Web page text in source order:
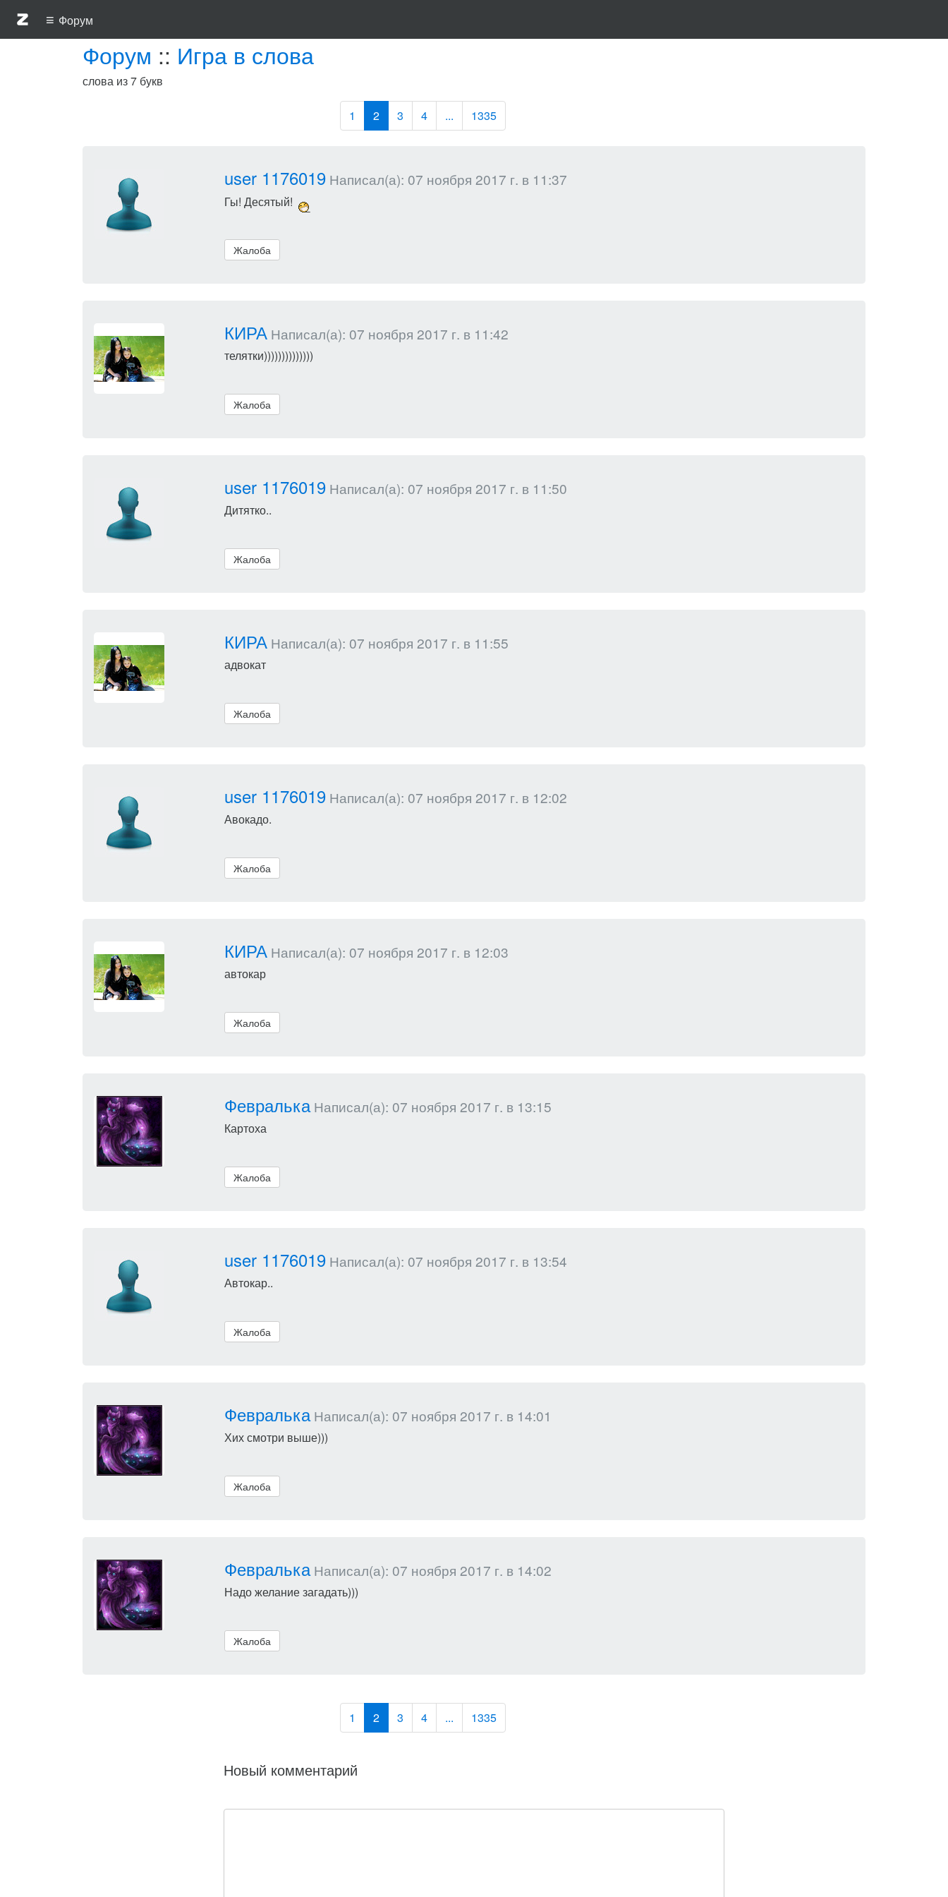
≡ Форум
Форум :: Игра в слова
слова из 7 букв
1 2 3 4 ... 1335
user 1176019Написал(а): 07 ноября 2017 г. в 11:37
Гы! Десятый!
Жалоба
КИРАНаписал(а): 07 ноября 2017 г. в 11:42
телятки))))))))))))))
Жалоба
user 1176019Написал(а): 07 ноября 2017 г. в 11:50
Дитятко..
Жалоба
КИРАНаписал(а): 07 ноября 2017 г. в 11:55
адвокат
Жалоба
user 1176019Написал(а): 07 ноября 2017 г. в 12:02
Авокадо.
Жалоба
КИРАНаписал(а): 07 ноября 2017 г. в 12:03
автокар
Жалоба
ФевралькаНаписал(а): 07 ноября 2017 г. в 13:15
Картоха
Жалоба
user 1176019Написал(а): 07 ноября 2017 г. в 13:54
Автокар..
Жалоба
ФевралькаНаписал(а): 07 ноября 2017 г. в 14:01
Хих смотри выше)))
Жалоба
ФевралькаНаписал(а): 07 ноября 2017 г. в 14:02
Надо желание загадать)))
Жалоба
1 2 3 4 ... 1335
Новый комментарий